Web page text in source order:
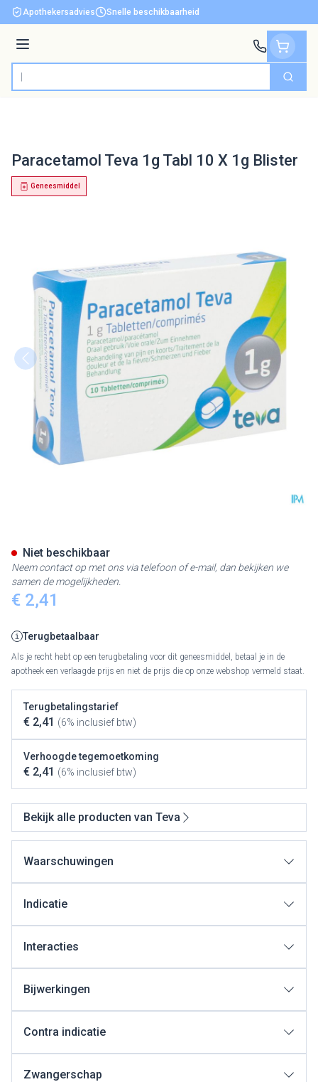
Ga naar de inhoud
Apothekersadvies Snelle beschikbaarheid
Menu
Product, merk, categorie... Zoek
Paracetamol Teva 1g Tabl 10 X 1g Blister
Geneesmiddel
€ 2,41
Terugbetaalbaar
Als je recht hebt op een terugbetaling voor dit geneesmiddel, betaal je in de
apotheek een verlaagde prijs en niet de prijs die op onze webshop vermeld staat.
Terugbetalingstarief
€ 2,41 (6% inclusief btw)
Verhoogde tegemoetkoming
€ 2,41 (6% inclusief btw)
Niet beschikbaar
Neem contact op met ons via telefoon of e-mail, dan bekijken we
samen de mogelijkheden.
Bekijk alle producten van Teva
Waarschuwingen
Indicatie
Interacties
Bijwerkingen
Contra indicatie
Zwangerschap